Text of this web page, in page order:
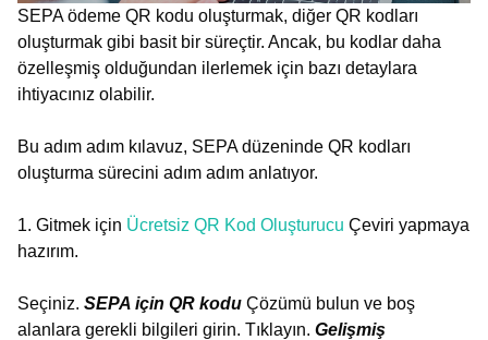
SEPA ödeme QR kodu oluşturmak, diğer QR kodları
oluşturmak gibi basit bir süreçtir. Ancak, bu kodlar daha
özelleşmiş olduğundan ilerlemek için bazı detaylara
ihtiyacınız olabilir.
Bu adım adım kılavuz, SEPA düzeninde QR kodları
oluşturma sürecini adım adım anlatıyor.
1. Gitmek için Ücretsiz QR Kod Oluşturucu Çeviri yapmaya
hazırım.
Seçiniz. SEPA için QR kodu Çözümü bulun ve boş
alanlara gerekli bilgileri girin. Tıklayın. Gelişmiş